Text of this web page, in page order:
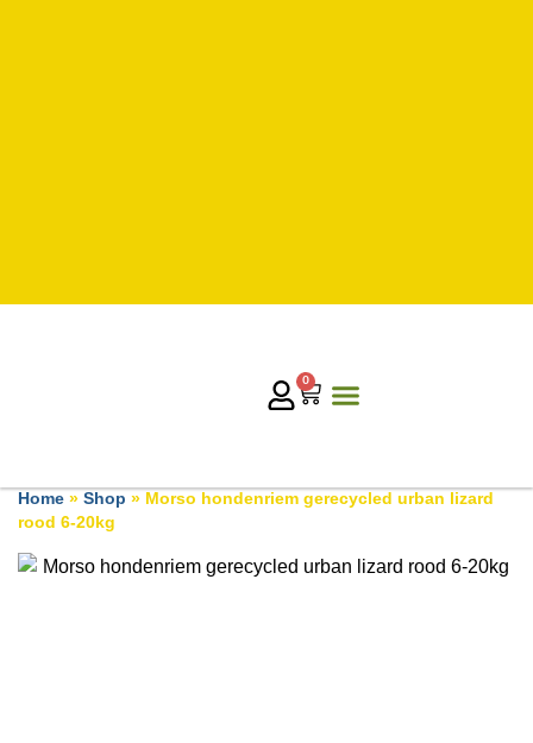
0
Home » Shop » Morso hondenriem gerecycled urban lizard
rood 6-20kg